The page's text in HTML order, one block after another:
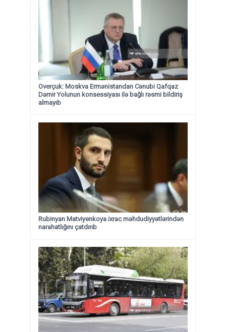
Overçuk: Moskva Ermənistandan Cənubi Qafqaz
Dəmir Yolunun konsessiyası ilə bağlı rəsmi bildiriş
almayıb
Rubinyan Matviyenkoya ixrac məhdudiyyətlərindən
narahatlığını çatdırıb